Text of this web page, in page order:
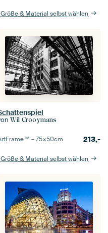
Größe & Material selbst wählen
Wil Crooymans
–75×50cm 213,-
Größe & Material selbst wählen